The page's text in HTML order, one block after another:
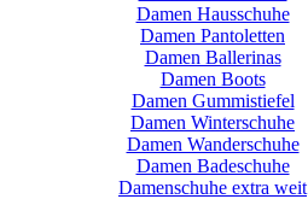
Damen Hausschuhe
Damen Pantoletten
Damen Ballerinas
Damen Boots
Damen Gummistiefel
Damen Winterschuhe
Damen Wanderschuhe
Damen Badeschuhe
Damenschuhe extra weit